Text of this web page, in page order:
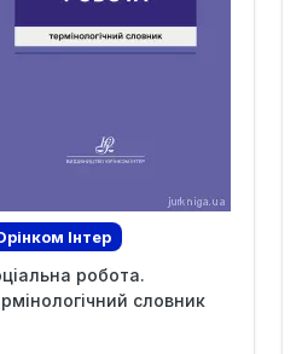
Iнтер
робота.
словник